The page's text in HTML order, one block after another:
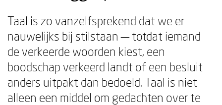
Taal is zo vanzelfsprekend dat we er
nauwelijks bij stilstaan — totdat iemand
de verkeerde woorden kiest, een
boodschap verkeerd landt of een besluit
anders uitpakt dan bedoeld. Taal is niet
alleen een middel om gedachten over te